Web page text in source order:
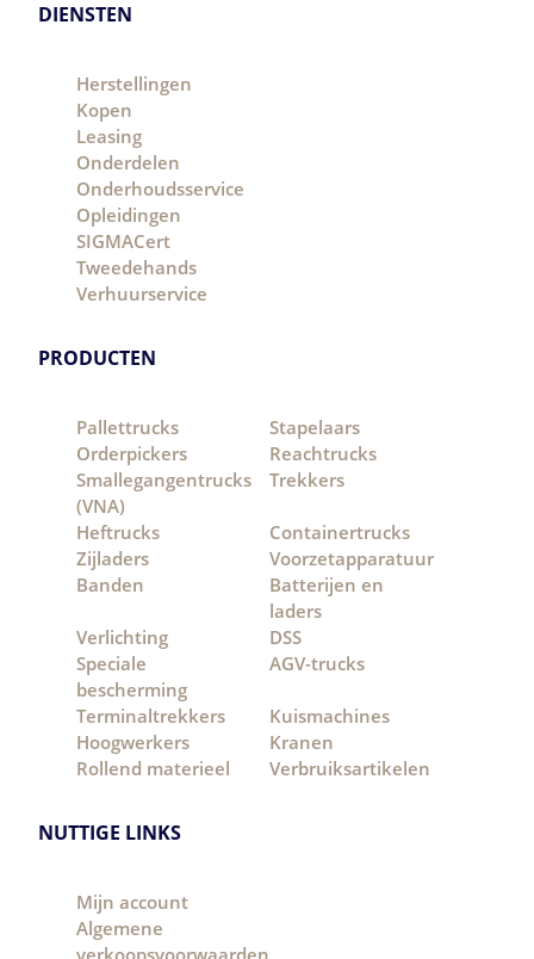
DIENSTEN
Herstellingen
Kopen
Leasing
Onderdelen
Onderhoudsservice
Opleidingen
SIGMACert
Tweedehands
Verhuurservice
PRODUCTEN
Pallettrucks
Stapelaars
Orderpickers
Reachtrucks
Smallegangentrucks
(VNA)
Trekkers
Heftrucks
Containertrucks
Zijladers
Voorzetapparatuur
Banden
Batterijen en
laders
Verlichting
DSS
Speciale
bescherming
AGV-trucks
Terminaltrekkers
Kuismachines
Hoogwerkers
Kranen
Rollend materieel
Verbruiksartikelen
NUTTIGE LINKS
Mijn account
Algemene